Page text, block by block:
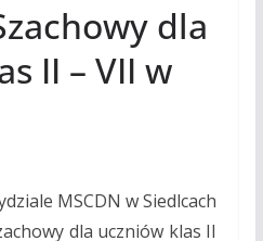
dla
II – VII w
MSCDN w Siedlcach
dla uczniów klas II